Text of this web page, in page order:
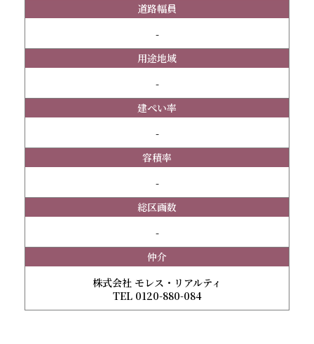
道路幅員
-
用途地域
-
建ぺい率
-
容積率
-
総区画数
-
仲介
株式会社 モレス・リアルティ
TEL 0120-880-084